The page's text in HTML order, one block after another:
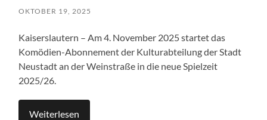
OKTOBER 19, 2025
Kaiserslautern – Am 4. November 2025 startet das
Komödien-Abonnement der Kulturabteilung der Stadt
Neustadt an der Weinstraße in die neue Spielzeit
2025/26.
Weiterlesen